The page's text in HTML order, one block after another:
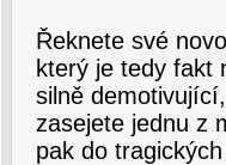
Řeknete své
který je tedy fakt
silně
zasejete jednu z
pak do